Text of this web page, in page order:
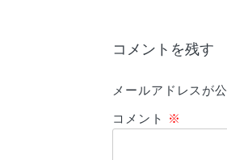
コメントを残す
メールアドレスが
コメント ※